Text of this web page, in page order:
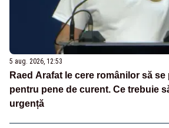
5 aug. 2026, 12:53
Raed Arafat le cere românilor să
pentru pene de curent. Ce trebuie
urgență